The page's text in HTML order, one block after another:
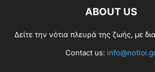
ABOUT US
Δείτε την νότια πλευρά της ζωής, με
Contact us: